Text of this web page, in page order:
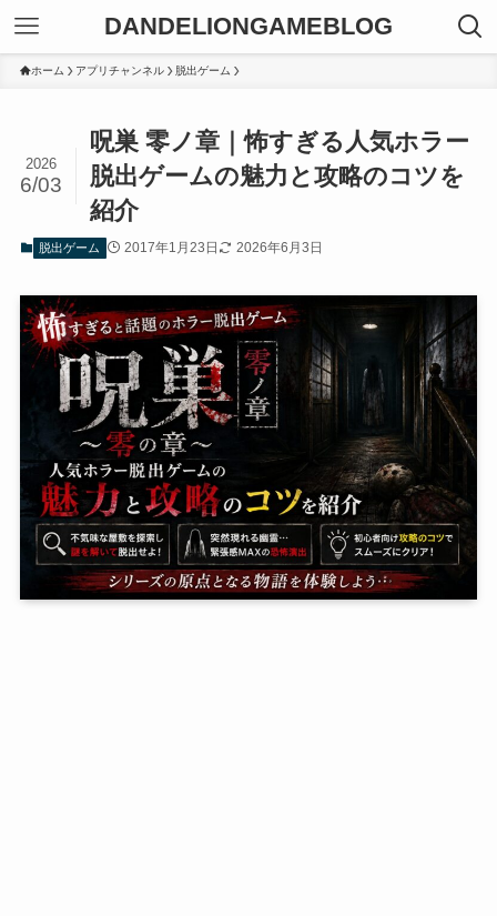
DANDELIONGAMEBLOG
ホーム アプリチャンネル 脱出ゲーム
呪巣 零ノ章｜怖すぎる人気ホラー
脱出ゲームの魅力と攻略のコツを
紹介
2026
6/03
脱出ゲーム 2017年1月23日 2026年6月3日